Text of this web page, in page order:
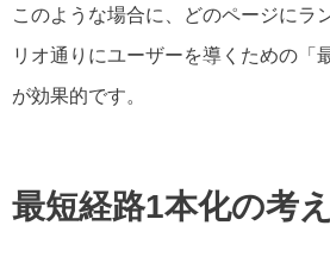
このような場合に、どのページにラ
リオ通りにユーザーを導くための「
が効果的です。
最短経路1本化の考